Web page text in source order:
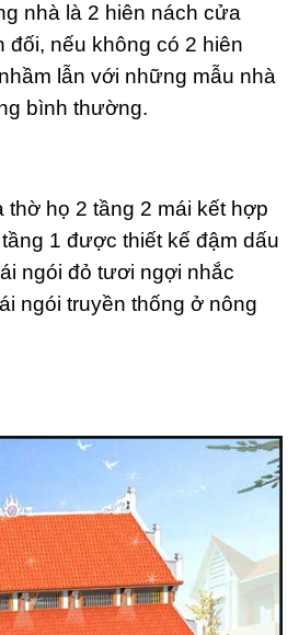
nhà là 2 hiên nách cửa
đối, nếu không có 2 hiên
lẫn với những mẫu nhà
bình thường.
thờ họ 2 tầng 2 mái kết hợp
1 được thiết kế đậm dấu
ngói đỏ tươi ngợi nhắc
ngói truyền thống ở nông